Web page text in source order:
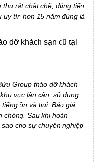
rất chặt chẽ, đúng tiến
uy tín hơn 15 năm đúng là
dỡ khách sạn cũ tại
Group tháo dỡ khách
vực lân cận, sử dụng
ồn và bụi. Báo giá
chóng. Sau khi hoàn
cho sự chuyên nghiệp